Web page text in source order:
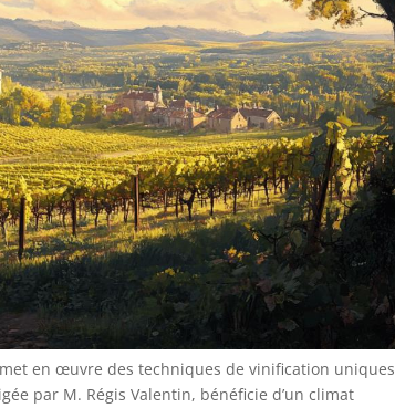
en œuvre des techniques de vinification uniques
par M. Régis Valentin, bénéficie d’un climat